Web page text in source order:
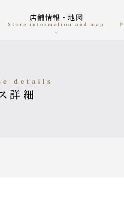
店舗情報・地図
Store information and map
details
ス詳細